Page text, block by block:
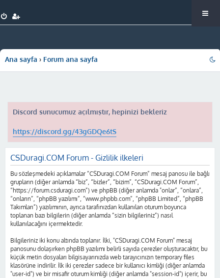
Ana sayfa Forum ana sayfa
Discord sunucumuz açılmıştır, hepinizi bekleriz
https://discord.gg/43gGDQe6tS
CSDuragi.COM Forum - Gizlilik ilkeleri
Bu sözleşmedeki açıklamalar “CSDuragi.COM Forum” mesaj panosu ile bağlı
grupların (diğer anlamda “biz”, “bizler”, “bizim”, “CSDuragi.COM Forum”,
“https://forum.csduragi.com”) ve phpBB (diğer anlamda "onlar”, “onlara”,
“onların”, “phpBB yazılımı”, “www.phpbb.com”, “phpBB Limited”, “phpBB
Takımları”) yazılımının, ayrıca tarafınızdan kullanılan oturum boyunca
toplanan bazı bilgilerin (diğer anlamda “sizin bilgileriniz”) nasıl
kullanılacağını içermektedir.
Bilgileriniz iki konu altında toplanır. İlki, "CSDuragi.COM Forum" mesaj
panosunu dolaşırken phpBB yazılımı belirli sayıda çerezler oluşturacaktır, bu
küçük metin dosyaları bilgisayarınızda web tarayıcınızın temporary files
klasörüne indirilir. İlk iki çerezler sadece bir kullanıcı kimliği (diğer anlamda
"user-id") ve bir misafir oturum kimliği (diğer anlamda "session-id") içerir, bu